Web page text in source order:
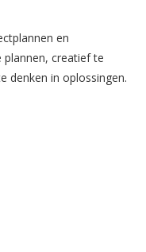
en
creatief te
denken in oplossingen.